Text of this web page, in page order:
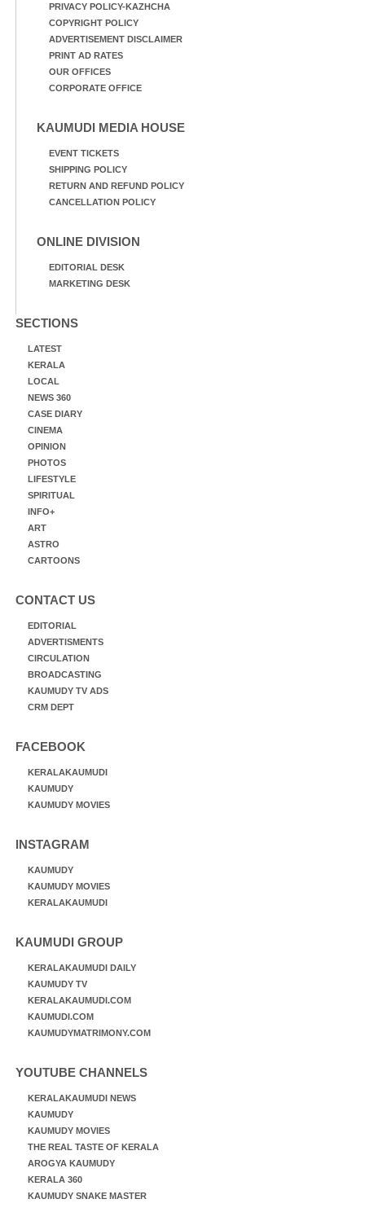
PRIVACY POLICY-KAZHCHA
COPYRIGHT POLICY
ADVERTISEMENT DISCLAIMER
PRINT AD RATES
OUR OFFICES
CORPORATE OFFICE
KAUMUDI MEDIA HOUSE
EVENT TICKETS
SHIPPING POLICY
RETURN AND REFUND POLICY
CANCELLATION POLICY
ONLINE DIVISION
EDITORIAL DESK
MARKETING DESK
SECTIONS
LATEST
KERALA
LOCAL
NEWS 360
CASE DIARY
CINEMA
OPINION
PHOTOS
LIFESTYLE
SPIRITUAL
INFO+
ART
ASTRO
CARTOONS
CONTACT US
EDITORIAL
ADVERTISMENTS
CIRCULATION
BROADCASTING
KAUMUDY TV ADS
CRM DEPT
FACEBOOK
KERALAKAUMUDI
KAUMUDY
KAUMUDY MOVIES
INSTAGRAM
KAUMUDY
KAUMUDY MOVIES
KERALAKAUMUDI
KAUMUDI GROUP
KERALAKAUMUDI DAILY
KAUMUDY TV
KERALAKAUMUDI.COM
KAUMUDI.COM
KAUMUDYMATRIMONY.COM
YOUTUBE CHANNELS
KERALAKAUMUDI NEWS
KAUMUDY
KAUMUDY MOVIES
THE REAL TASTE OF KERALA
AROGYA KAUMUDY
KERALA 360
KAUMUDY SNAKE MASTER